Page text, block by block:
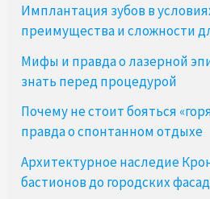
Имплантация зубов в
преимущества и сложности
Мифы и правда о лазерной
знать перед процедурой
Почему не стоит бояться
правда о спонтанном отдыхе
Архитектурное наследие
бастионов до городских